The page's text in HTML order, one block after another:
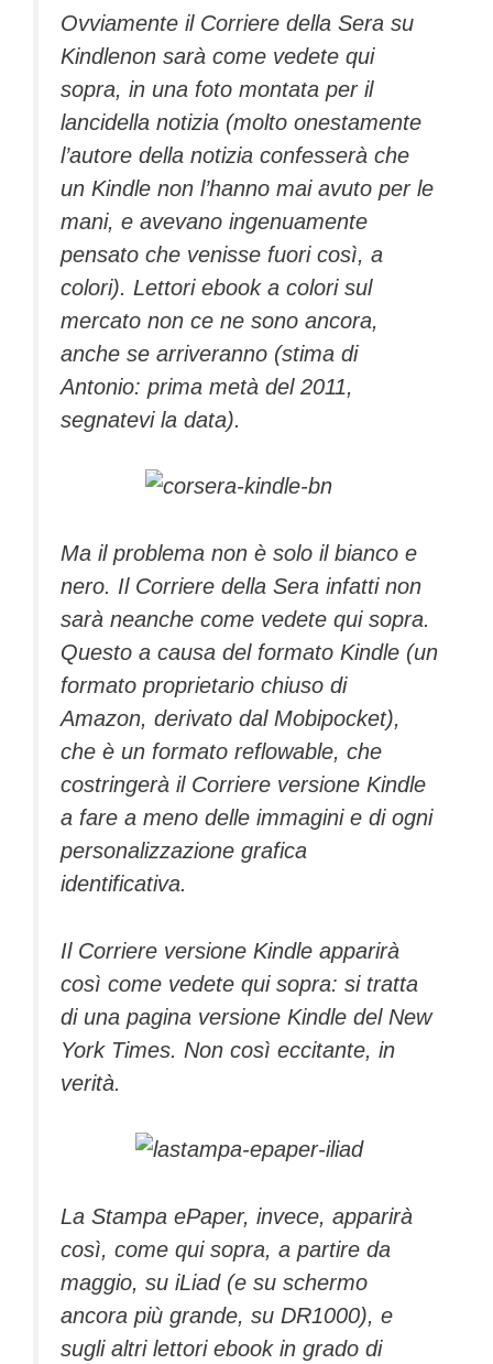
Ovviamente il Corriere della Sera su
Kindlenon sarà come vedete qui
sopra, in una foto montata per il
lancidella notizia (molto onestamente
l’autore della notizia confesserà che
un Kindle non l’hanno mai avuto per le
mani, e avevano ingenuamente
pensato che venisse fuori così, a
colori). Lettori ebook a colori sul
mercato non ce ne sono ancora,
anche se arriveranno (stima di
Antonio: prima metà del 2011,
segnatevi la data).
Ma il problema non è solo il bianco e
nero. Il Corriere della Sera infatti non
sarà neanche come vedete qui sopra.
Questo a causa del formato Kindle (un
formato proprietario chiuso di
Amazon, derivato dal Mobipocket),
che è un formato reflowable, che
costringerà il Corriere versione Kindle
a fare a meno delle immagini e di ogni
personalizzazione grafica
identificativa.
Il Corriere versione Kindle apparirà
così come vedete qui sopra: si tratta
di una pagina versione Kindle del New
York Times. Non così eccitante, in
verità.
La Stampa ePaper, invece, apparirà
così, come qui sopra, a partire da
maggio, su iLiad (e su schermo
ancora più grande, su DR1000), e
sugli altri lettori ebook in grado di